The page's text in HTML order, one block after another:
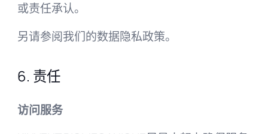
或责任承认。
另请参阅我们的数据隐私政策。
6. 责任
访问服务